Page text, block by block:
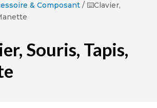
& Composant/ ⌨️Clavier,
Souris, Tapis,